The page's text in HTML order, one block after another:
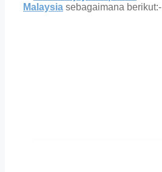
Malaysia sebagaimana berikut:-